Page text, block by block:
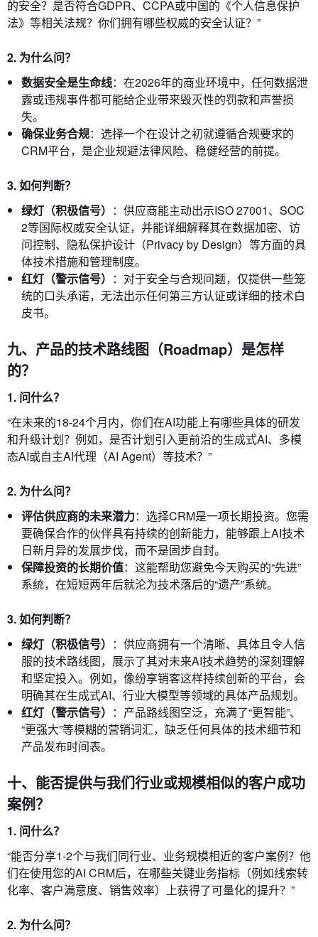
的安全？是否符合GDPR、CCPA或中国的《个人信息保护
法》等相关法规？你们拥有哪些权威的安全认证？”
2. 为什么问？
数据安全是生命线：在2026年的商业环境中，任何数据泄
露或违规事件都可能给企业带来毁灭性的罚款和声誉损
失。
确保业务合规：选择一个在设计之初就遵循合规要求的
CRM平台，是企业规避法律风险、稳健经营的前提。
3. 如何判断？
绿灯（积极信号） ：供应商能主动出示ISO 27001、SOC
2等国际权威安全认证，并能详细解释其在数据加密、访
问控制、隐私保护设计（Privacy by Design）等方面的具
体技术措施和管理制度。
红灯（警示信号） ：对于安全与合规问题，仅提供一些笼
统的口头承诺，无法出示任何第三方认证或详细的技术白
皮书。
九、产品的技术路线图（Roadmap）是怎样
的？
1. 问什么？
“在未来的18-24个月内，你们在AI功能上有哪些具体的研发
和升级计划？例如，是否计划引入更前沿的生成式AI、多模
态AI或自主AI代理（AI Agent）等技术？”
2. 为什么问？
评估供应商的未来潜力：选择CRM是一项长期投资。您需
要确保合作的伙伴具有持续的创新能力，能够跟上AI技术
日新月异的发展步伐，而不是固步自封。
保障投资的长期价值：这能帮助您避免今天购买的“先进”
系统，在短短两年后就沦为技术落后的“遗产”系统。
3. 如何判断？
绿灯（积极信号） ：供应商拥有一个清晰、具体且令人信
服的技术路线图，展示了其对未来AI技术趋势的深刻理解
和坚定投入。例如，像纷享销客这样持续创新的平台，会
明确其在生成式AI、行业大模型等领域的具体产品规划。
红灯（警示信号） ：产品路线图空泛，充满了“更智能”、
“更强大”等模糊的营销词汇，缺乏任何具体的技术细节和
产品发布时间表。
十、能否提供与我们行业或规模相似的客户成功
案例？
1. 问什么？
“能否分享1-2个与我们同行业、业务规模相近的客户案例？他
们在使用您的AI CRM后，在哪些关键业务指标（例如线索转
化率、客户满意度、销售效率）上获得了可量化的提升？”
2. 为什么问？